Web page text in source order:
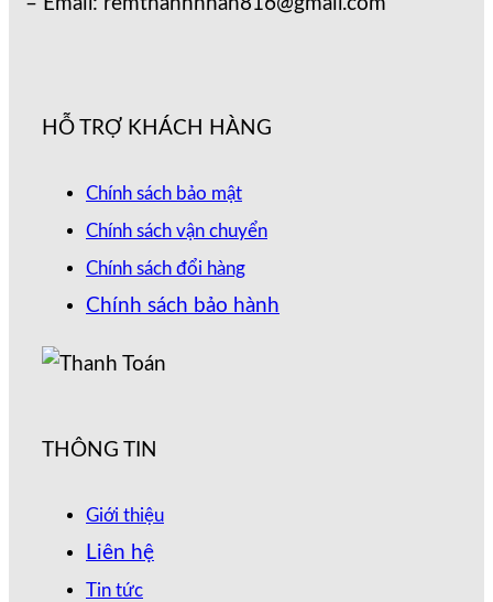
HỖ TRỢ KHÁCH HÀNG
Chính sách bảo mật
Chính sách vận chuyển
Chính sách đổi hàng
Chính sách bảo hành
THÔNG TIN
Giới thiệu
Liên hệ
Tin tức